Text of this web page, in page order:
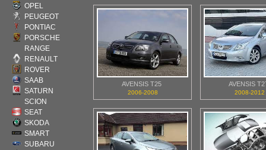
OPEL
PEUGEOT
PONTIAC
PORSCHE
RANGE
RENAULT
ROVER
SAAB
SATURN
SCION
SEAT
SKODA
SMART
SUBARU
AVENSIS T25
2006-2008
AVENSIS
2008-2012